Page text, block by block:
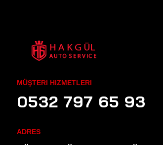
MÜŞTERI HIZMETLERI
0532 797 65 93
ADRES